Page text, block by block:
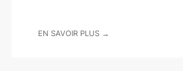
EN SAVOIR PLUS →